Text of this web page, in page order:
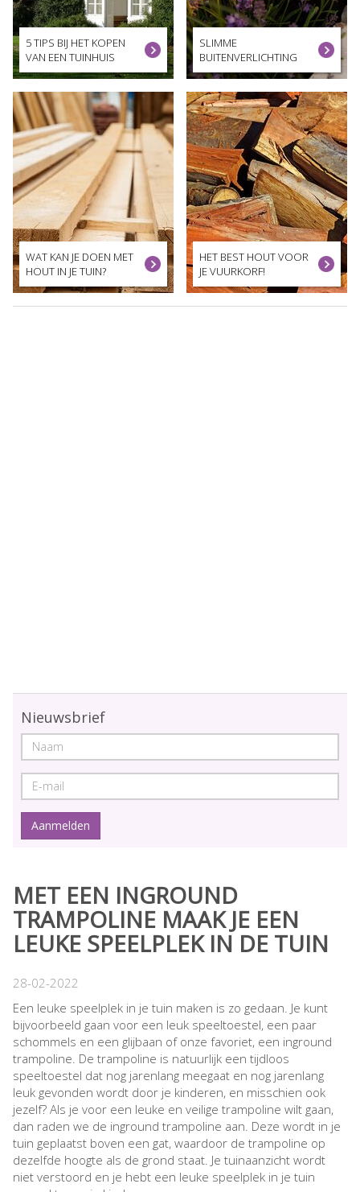
5 TIPS BIJ HET KOPEN
VAN EEN TUINHUIS
SLIMME
BUITENVERLICHTING
WAT KAN JE DOEN MET
HOUT IN JE TUIN?
HET BEST HOUT VOOR
JE VUURKORF!
Nieuwsbrief
MET EEN INGROUND
TRAMPOLINE MAAK JE EEN
LEUKE SPEELPLEK IN DE TUIN
28-02-2022
Een leuke speelplek in je tuin maken is zo gedaan. Je kunt
bijvoorbeeld gaan voor een leuk speeltoestel, een paar
schommels en een glijbaan of onze favoriet, een inground
trampoline. De trampoline is natuurlijk een tijdloos
speeltoestel dat nog jarenlang meegaat en nog jarenlang
leuk gevonden wordt door je kinderen, en misschien ook
jezelf? Als je voor een leuke en veilige trampoline wilt gaan,
dan raden we de inground trampoline aan. Deze wordt in je
tuin geplaatst boven een gat, waardoor de trampoline op
dezelfde hoogte als de grond staat. Je tuinaanzicht wordt
niet verstoord en je hebt een leuke speelplek in je tuin